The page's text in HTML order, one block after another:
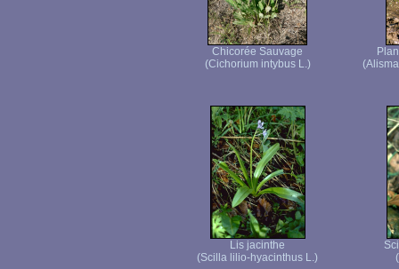
Chicorée Sauvage
(Cichorium intybus L.)
Lis jacinthe
(Scilla lilio-hyacinthus L.)